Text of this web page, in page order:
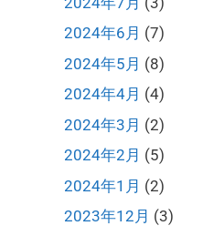
2024年6月 (7)
2024年5月 (8)
2024年4月 (4)
2024年3月 (2)
2024年2月 (5)
2024年1月 (2)
2023年12月 (3)